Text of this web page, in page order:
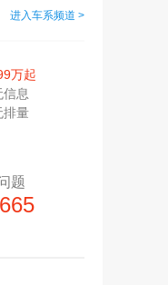
进入车系频道 >
万起
信息
排量
题